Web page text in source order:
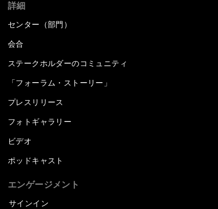
詳細
センター（部門）
会合
ステークホルダーのコミュニティ
「フォーラム・ストーリー」
プレスリリース
フォトギャラリー
ビデオ
ポッドキャスト
エンゲージメント
サインイン